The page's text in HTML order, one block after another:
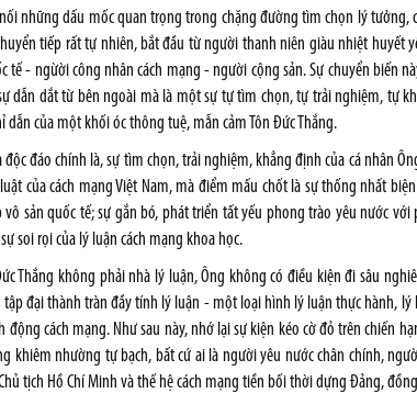
những dấu mốc quan trọng trong chặng đường tìm chọn lý tưởng,
tiếp rất tự nhiên, bắt đầu từ người thanh niên giàu nhiệt huyết
tế - ngừời công nhân cách mạng - người cộng sản. Sự chuyển biến
dẫn dắt từ bên ngoài mà là một sự tự tìm chọn, tự trải nghiệm, tự
dẫn của một khối óc thông tuệ, mẫn cảm Tôn Đức Thắng.
đáo chính là, sự tìm chọn, trải nghiệm, khẳng định của cá nhân
của cách mạng Việt Nam, mà điểm mấu chốt là sự thống nhất
vô sản quốc tế; sự gắn bó, phát triển tất yếu phong trào yêu nước
soi rọi của lý luận cách mạng khoa học.
Thắng không phải nhà lý luận, Ông không có điều kiện đi sâu
đại thành tràn đầy tính lý luận - một loại hình lý luận thực hành,
động cách mạng. Như sau này, nhớ lại sự kiện kéo cờ đỏ trên chiến
khiêm nhường tự bạch, bất cứ ai là người yêu nước chân chính,
tịch Hồ Chí Minh và thế hệ cách mạng tiền bối thời dựng Đảng,